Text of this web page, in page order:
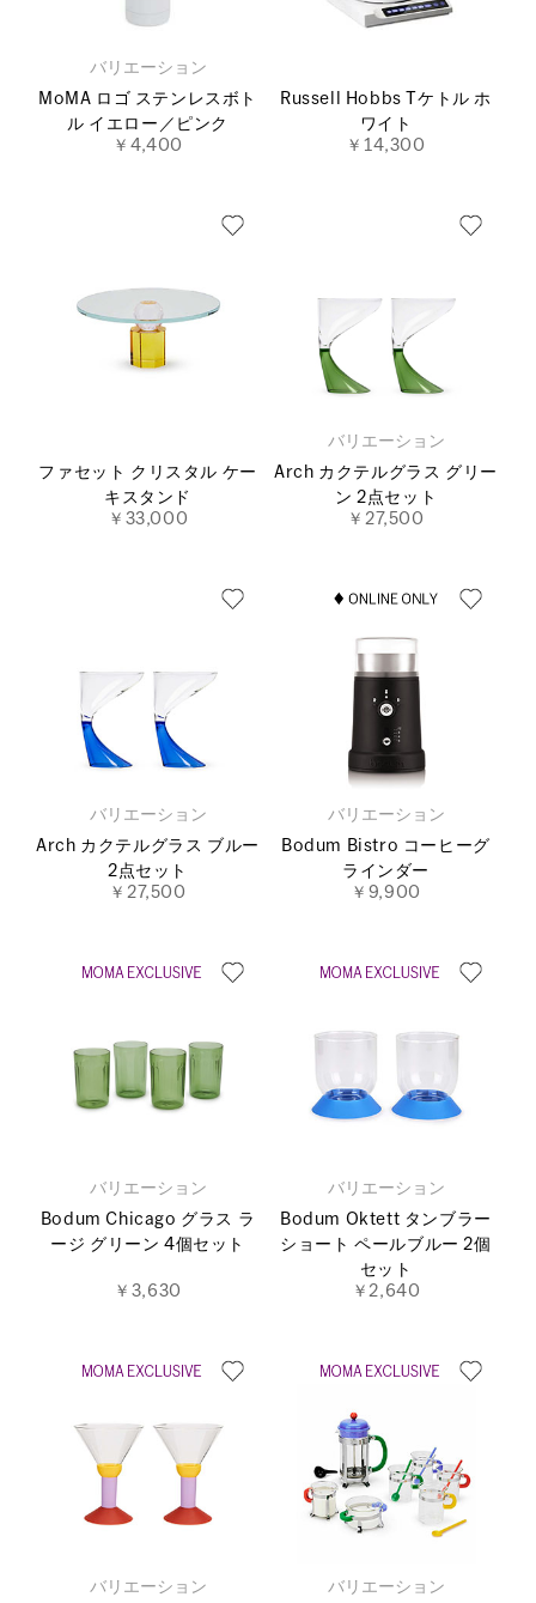
バリエーション
MoMA ロゴ ステンレスボト
ル イエロー／ピンク
￥4,400
Russell Hobbs Tケトル ホ
ワイト
￥14,300
ファセット クリスタル ケー
キスタンド
￥33,000
バリエーション
Arch カクテルグラス グリー
ン 2点セット
￥27,500
バリエーション
Arch カクテルグラス ブルー
2点セット
￥27,500
バリエーション
Bodum Bistro コーヒーグ
ラインダー
￥9,900
バリエーション
Bodum Chicago グラス ラ
ージ グリーン 4個セット
￥3,630
バリエーション
Bodum Oktett タンブラー
ショート ペールブルー 2個
セット
￥2,640
バリエーション
バリエーション